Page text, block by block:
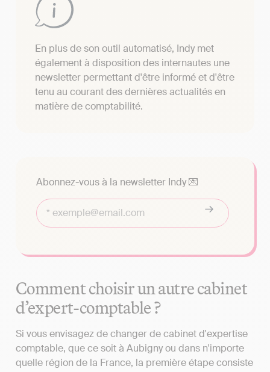
En plus de son outil automatisé, Indy met
également à disposition des internautes une
newsletter permettant d'être informé et d'être
tenu au courant des dernières actualités en
matière de comptabilité.
Abonnez-vous à la newsletter Indy 💌
Comment choisir un autre cabinet
d’expert-comptable ?
Si vous envisagez de changer de cabinet d'expertise
comptable, que ce soit à Aubigny ou dans n'importe
quelle région de la France, la première étape consiste